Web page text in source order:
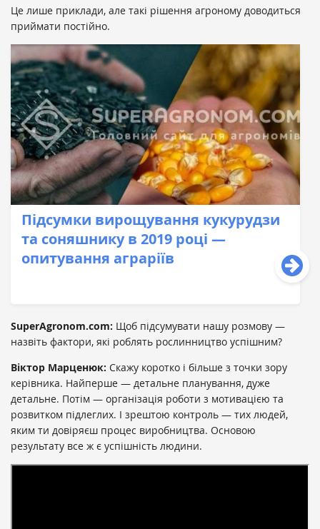
Це лише приклади, але такі рішення агроному доводиться
приймати постійно.
Підсумки вирощування кукурудзи
та соняшнику в 2019 році —
опитування аграріїв
SuperAgronom.com: Щоб підсумувати нашу розмову —
назвіть фактори, які роблять рослинництво успішним?
Віктор Марценюк: Скажу коротко і більше з точки зору
керівника. Найперше — детальне планування, дуже
детальне. Потім — організація роботи з мотивацією та
розвитком підлеглих. І зрештою контроль — тих людей,
яким ти довіряєш процес виробництва. Основою
результату все ж є успішність людини.